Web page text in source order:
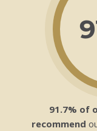
91.7% of
recommend